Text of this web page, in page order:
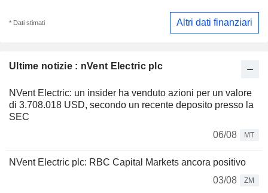
Ultime notizie : nVent Electric plc
NVent Electric: un insider ha venduto azioni per un valore
di 3.708.018 USD, secondo un recente deposito presso la
SEC
06/08
MT
NVent Electric plc: RBC Capital Markets ancora positivo
03/08
ZM
* Dati stimati Altri dati finanziari